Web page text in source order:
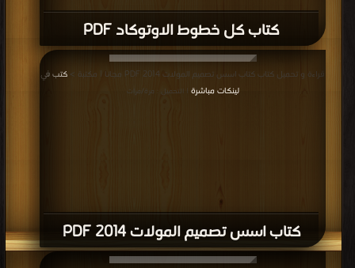
كتاب كل خطوط الاوتوكاد PDF
كتاب اسس تصميم المولات 2014 PDF
قراءة و تحميل كتاب كتاب اسس تصميم المولات 2014 PDF مجانا | مكتبة >
كتب في
لينكات مباشرة | التحميل : مرة/مرات